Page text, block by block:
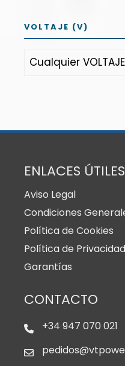
VOLTAJE (V)
ENLACES ÚTILES
Aviso Legal
Condiciones
Política de Cookies
Política de Privacidad
Garantías
CONTACTO
+34 947 070 021